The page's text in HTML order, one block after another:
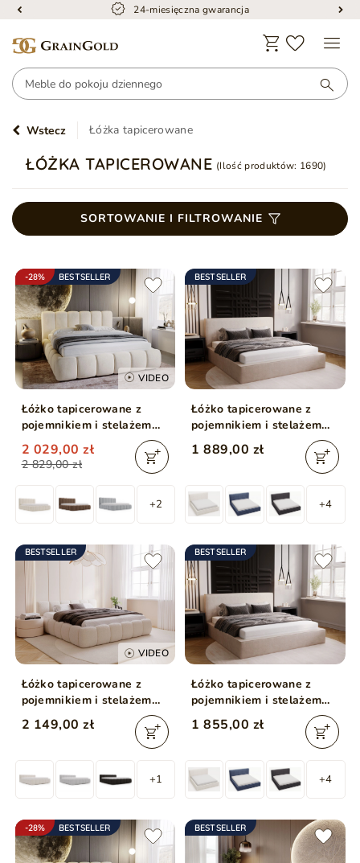
24-miesięczna gwarancja
Wstecz Łóżka tapicerowane
ŁÓŻKA TAPICEROWANE (Ilość produktów: 1690)
SORTOWANIE I FILTROWANIE
-28% BESTSELLER
VIDEO
Łóżko tapicerowane z
pojemnikiem i stelażem
180x200 Cloud Beżowy
2 829,00 zł
2 029,00 zł
+2
BESTSELLER
Łóżko tapicerowane z
pojemnikiem i stelażem
180x200 Monaco Beżowe
1 889,00 zł
+4
BESTSELLER
VIDEO
Łóżko tapicerowane z
pojemnikiem i stelażem
180x200 Cloud Low
beżowe
2 149,00 zł
+1
BESTSELLER
Łóżko tapicerowane z
pojemnikiem i stelażem
160x200 Monaco Beżowe
1 855,00 zł
+4
-28% BESTSELLER BESTSELLER